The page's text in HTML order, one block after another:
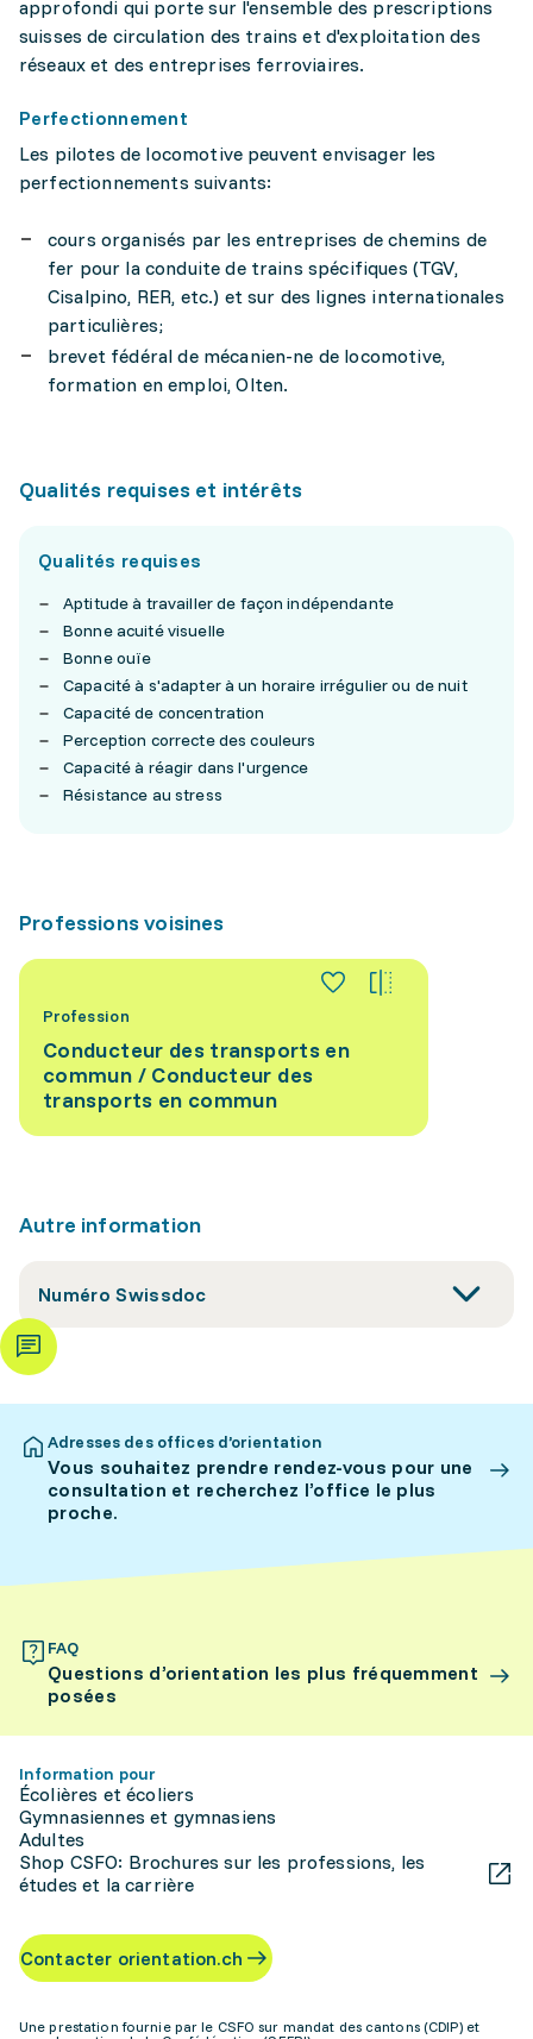
approfondi qui porte sur l'ensemble des prescriptions
suisses de circulation des trains et d'exploitation des
réseaux et des entreprises ferroviaires.
Perfectionnement
Les pilotes de locomotive peuvent envisager les
perfectionnements suivants:
cours organisés par les entreprises de chemins de
fer pour la conduite de trains spécifiques (TGV,
Cisalpino, RER, etc.) et sur des lignes internationales
particulières;
brevet fédéral de mécanien-ne de locomotive,
formation en emploi, Olten.
Qualités requises et intérêts
Qualités requises
Aptitude à travailler de façon indépendante
Bonne acuité visuelle
Bonne ouïe
Capacité à s'adapter à un horaire irrégulier ou de nuit
Capacité de concentration
Perception correcte des couleurs
Capacité à réagir dans l'urgence
Résistance au stress
Professions voisines
Profession
Conducteur des transports en
commun / Conducteur des
transports en commun
Autre information
Numéro Swissdoc
Adresses des offices d’orientation
Vous souhaitez prendre rendez-vous pour une
consultation et recherchez l’office le plus
proche.
FAQ
Questions d’orientation les plus fréquemment
posées
Information pour
Écolières et écoliers
Gymnasiennes et gymnasiens
Adultes
Shop CSFO: Brochures sur les professions, les
études et la carrière
Contacter orientation.ch
Une prestation fournie par le CSFO sur mandat des cantons (CDIP) et